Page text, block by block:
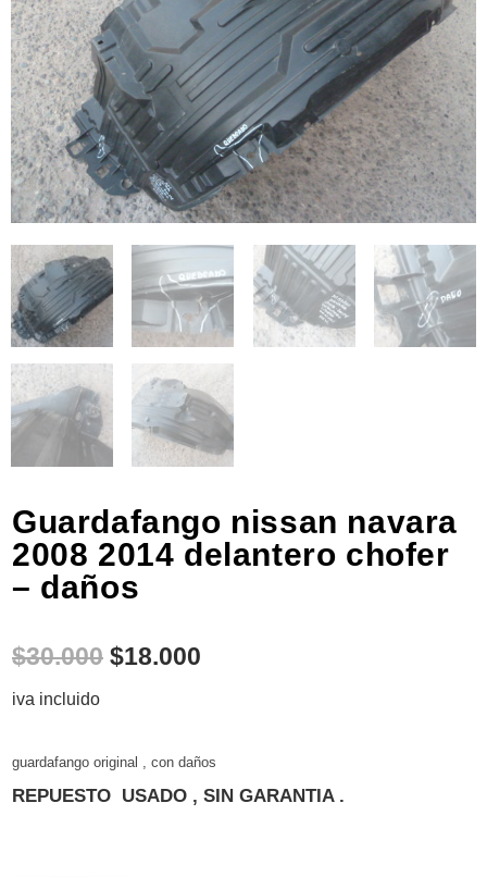
Guardafango nissan navara
2008 2014 delantero chofer
– daños
$30.000 $18.000
iva incluido
guardafango original , con daños
REPUESTO USADO , SIN GARANTIA .